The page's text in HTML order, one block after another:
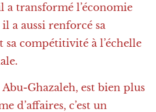
a transformé l’économie
il a aussi renforcé sa
sa compétitivité à l’échelle
Ghazaleh, est bien plus
d’affaires, c’est un